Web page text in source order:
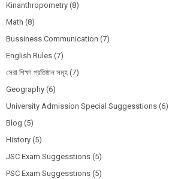
Kinanthropometry (8)
Math (8)
Bussiness Communication (7)
English Rules (7)
সেরা শিক্ষা প্রতিষ্ঠান সমূহ (7)
Geography (6)
University Admission Special Suggesstions (6)
Blog (5)
History (5)
JSC Exam Suggesstions (5)
PSC Exam Suggesstions (5)